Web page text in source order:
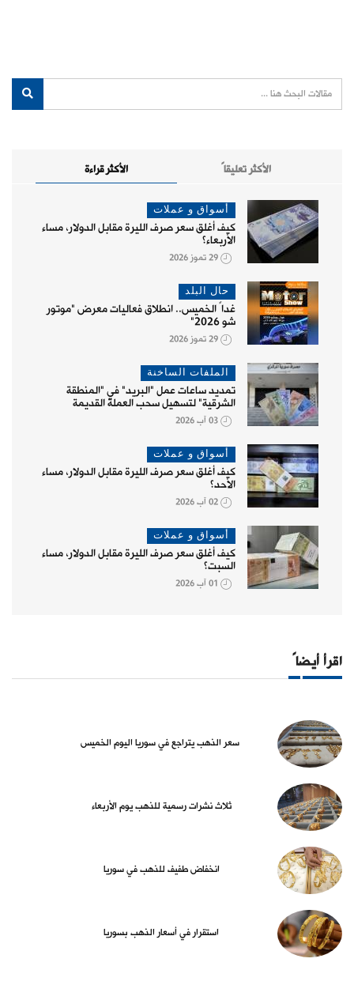
الأكثر قراءة الأكثر تعليقاً
أسواق و عملات
كيف أغلق سعر صرف الليرة مقابل الدولار، مساء
الأربعاء؟
29 تموز 2026
حال البلد
غداً الخميس.. انطلاق فعاليات معرض "موتور
شو 2026"
29 تموز 2026
الملفات الساخنة
تمديد ساعات عمل "البريد" في "المنطقة
الشرقية" لتسهيل سحب العملة القديمة
03 آب 2026
أسواق و عملات
كيف أغلق سعر صرف الليرة مقابل الدولار، مساء
الأحد؟
02 آب 2026
أسواق و عملات
كيف أغلق سعر صرف الليرة مقابل الدولار، مساء
السبت؟
01 آب 2026
اقرأ أيضاً
سعر الذهب يتراجع في سوريا اليوم الخميس
ثلاث نشرات رسمية للذهب يوم الأربعاء
انخفاض طفيف للذهب في سوريا
استقرار في أسعار الذهب بسوريا